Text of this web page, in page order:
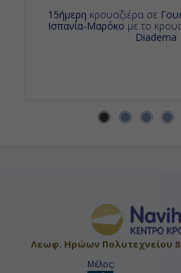
15ήμερη κρουαζιέρα σε
Ισπανία-Μαρόκο με το
Diadema
Λεωφ. Ηρώων Πολυτεχνείου
Μέλος: